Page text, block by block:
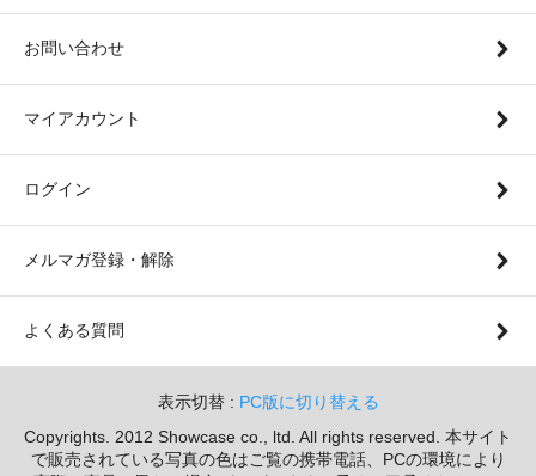
お問い合わせ
マイアカウント
ログイン
メルマガ登録・解除
よくある質問
表示切替 : PC版に切り替える
Copyrights. 2012 Showcase co., ltd. All rights reserved. 本サイト
で販売されている写真の色はご覧の携帯電話、PCの環境により